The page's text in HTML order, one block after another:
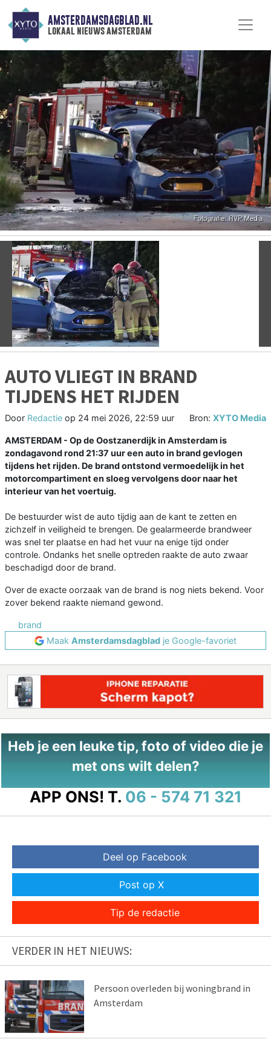
AMSTERDAMSDAGBLAD.NL
lokaal nieuws amsterdam
Vorige
AUTO VLIEGT IN BRAND
TIJDENS HET RIJDEN
Door Redactie op 24 mei 2026, 22:59 uur Bron: XYTO Media
AMSTERDAM - Op de Oostzanerdijk in Amsterdam is
zondagavond rond 21:37 uur een auto in brand gevlogen
tijdens het rijden. De brand ontstond vermoedelijk in het
motorcompartiment en sloeg vervolgens door naar het
interieur van het voertuig.
De bestuurder wist de auto tijdig aan de kant te zetten en
zichzelf in veiligheid te brengen. De gealarmeerde brandweer
was snel ter plaatse en had het vuur na enige tijd onder
controle. Ondanks het snelle optreden raakte de auto zwaar
beschadigd door de brand.
Over de exacte oorzaak van de brand is nog niets bekend. Voor
zover bekend raakte niemand gewond.
brand
Maak Amsterdamsdagblad je Google-favoriet
Heb je een leuke tip, foto of video die je
met ons wilt delen?
APP ONS! T. 06 - 574 71 321
Deel op Facebook
Post op X
Tip de redactie
VERDER IN HET NIEUWS:
Persoon overleden bij woningbrand in
Amsterdam